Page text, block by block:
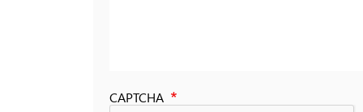
CAPTCHA